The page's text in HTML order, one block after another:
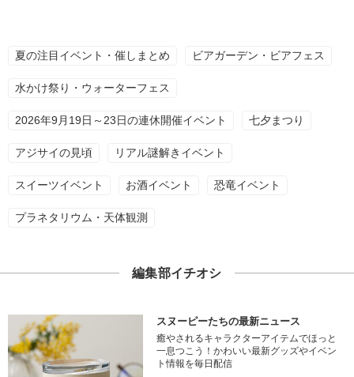
夏の注目イベント・催しまとめ ビアガーデン・ビアフェス
水かけ祭り・ウォーターフェス
2026年9月19日～23日の連休開催イベント 七夕まつり
アジサイの見頃 リアル謎解きイベント
スイーツイベント お酒イベント 恐竜イベント
プラネタリウム・天体観測
編集部イチオシ
スヌーピーたちの最新ニュース
癒やされるキャラクターアイテムでほっと
一息つこう！かわいい最新グッズやイベン
ト情報を毎日配信